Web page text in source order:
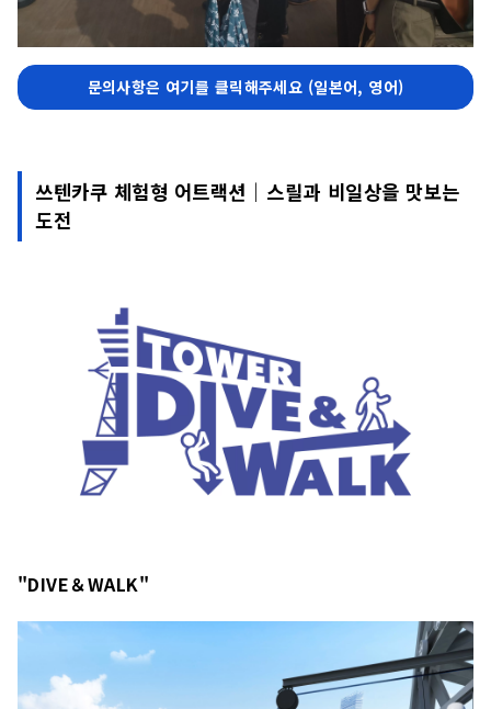
문의사항은 여기를 클릭해주세요 (일본어, 영어)
쓰텐카쿠 체험형 어트랙션｜스릴과 비일상을 맛보는
도전
"DIVE＆WALK"